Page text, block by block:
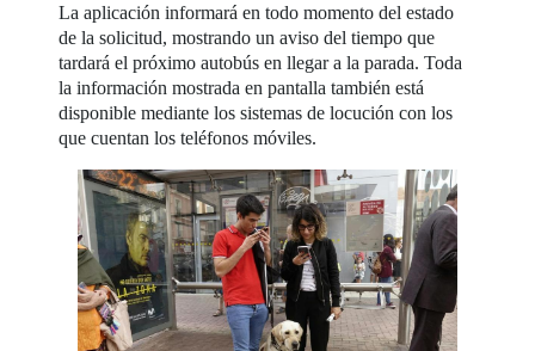
La aplicación informará en todo momento del estado
de la solicitud, mostrando un aviso del tiempo que
tardará el próximo autobús en llegar a la parada. Toda
la información mostrada en pantalla también está
disponible mediante los sistemas de locución con los
que cuentan los teléfonos móviles.